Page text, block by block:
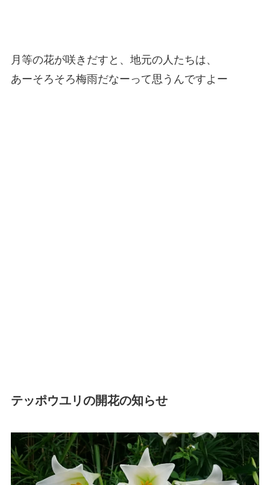
月等の花が咲きだすと、地元の人たちは、
あーそろそろ梅雨だなーって思うんですよー
テッポウユリの開花の知らせ